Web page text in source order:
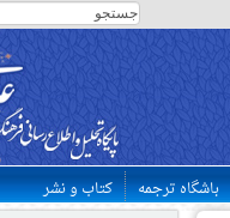
باشگاه ترجمه کتاب و نشر